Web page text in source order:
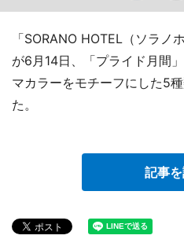
「SORANO HOTEL（ソラノ
が6月14日、「プライド月間
マカラーをモチーフにした5
た。
記事